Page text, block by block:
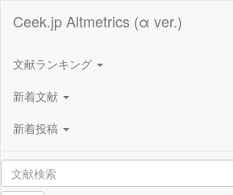
Ceek.jp Altmetrics (α ver.)
文献ランキング
新着文献
新着投稿